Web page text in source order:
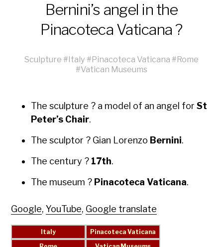
Bernini’s angel in the
Pinacoteca Vaticana ?
Sculpture #Italy #Pinacoteca Vaticana #Rome
#Vatican Museums
The sculp­ture ? a mod­el of an angel forSt
Peter’s Chair.
The sculp­tor ? Gian Loren­zo Berni­ni.
The cen­tu­ry ? 17th.
The muse­um ? Pina­cote­ca Vat­i­cana.
Google,YouTube, Google translate